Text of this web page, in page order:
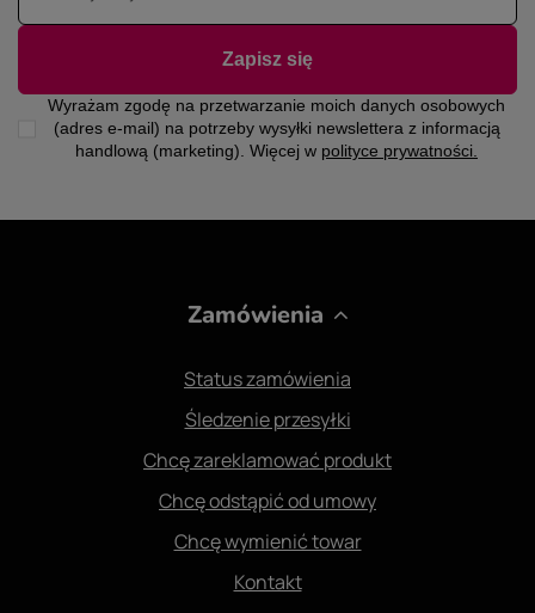
Wyrażam zgodę na przetwarzanie moich danych osobowych
(adres e-mail) na potrzeby wysyłki newslettera z informacją
handlową (marketing). Więcej w polityce prywatności.
Zapisz się
Zamówienia
Status zamówienia
Śledzenie przesyłki
Chcę zareklamować produkt
Chcę odstąpić od umowy
Chcę wymienić towar
Kontakt